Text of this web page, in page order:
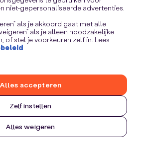
niet-gepersonaliseerde advertenties.
als je akkoord gaat met alle
als je alleen noodzakelijke
of stel je voorkeuren zelf in. Lees
Zelf instellen
Alles weigeren
Alles accepteren